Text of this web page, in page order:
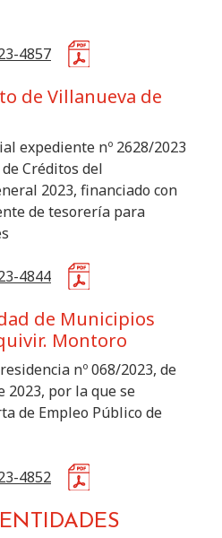
4857
de Villanueva de
expediente nº 2628/2023
Créditos del
2023, financiado con
de tesorería para
4844
de Municipios
Montoro
nº 068/2023, de
2023, por la que se
de Empleo Público de
4852